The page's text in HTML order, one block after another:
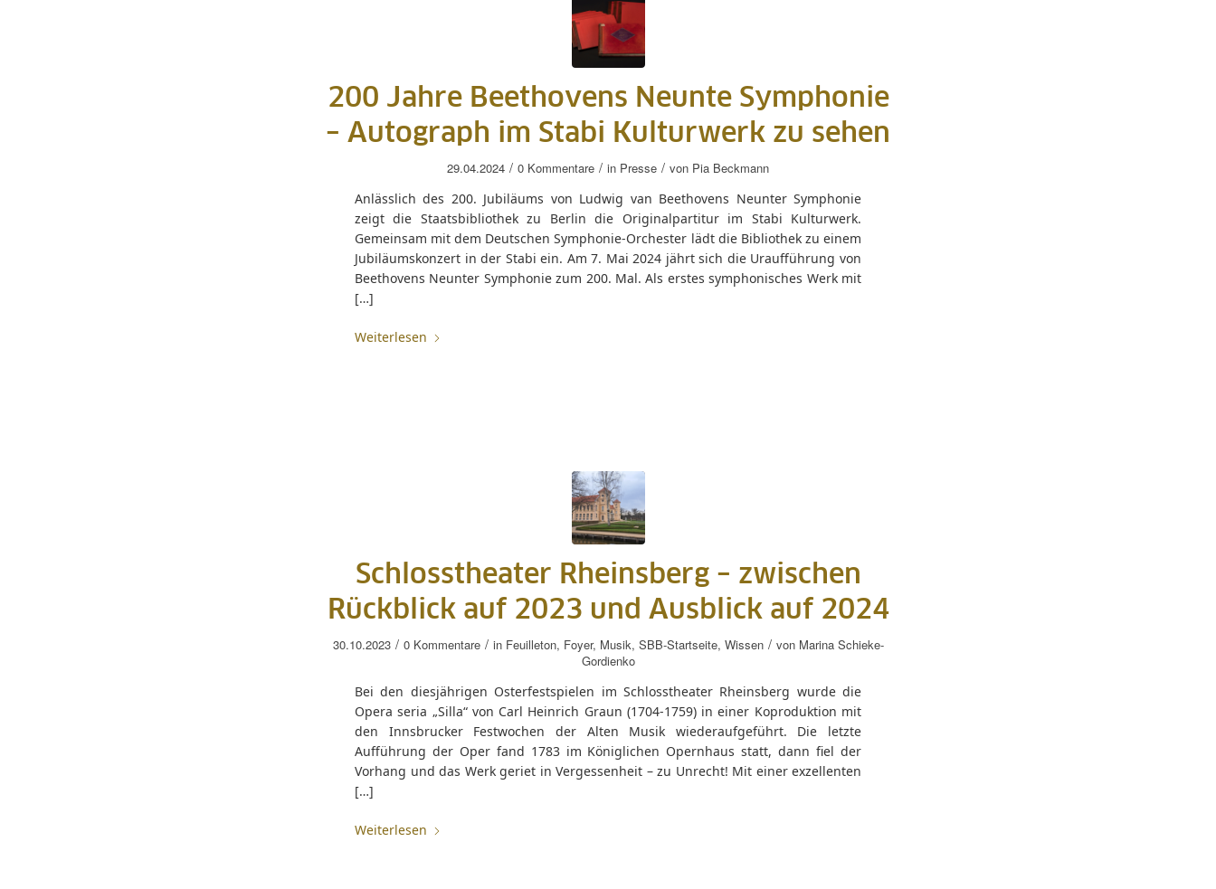
200 Jahre Beethovens Neunte Symphonie
– Autograph im Stabi Kulturwerk zu sehen
29.04.2024 / 0 Kommentare / in Presse / von Pia Beckmann
Anlässlich des 200. Jubiläums von Ludwig van Beethovens Neunter Symphonie
zeigt die Staatsbibliothek zu Berlin die Originalpartitur im Stabi Kulturwerk.
Gemeinsam mit dem Deutschen Symphonie-Orchester lädt die Bibliothek zu einem
Jubiläumskonzert in der Stabi ein. Am 7. Mai 2024 jährt sich die Uraufführung von
Beethovens Neunter Symphonie zum 200. Mal. Als erstes symphonisches Werk mit
[…]
Weiterlesen
Schlosstheater Rheinsberg – zwischen
Rückblick auf 2023 und Ausblick auf 2024
30.10.2023 / 0 Kommentare / in Feuilleton, Foyer, Musik, SBB-Startseite, Wissen / von Marina Schieke-
Gordienko
Bei den diesjährigen Osterfestspielen im Schlosstheater Rheinsberg wurde die
Opera seria „Silla“ von Carl Heinrich Graun (1704-1759) in einer Koproduktion mit
den Innsbrucker Festwochen der Alten Musik wiederaufgeführt. Die letzte
Aufführung der Oper fand 1783 im Königlichen Opernhaus statt, dann fiel der
Vorhang und das Werk geriet in Vergessenheit – zu Unrecht! Mit einer exzellenten
[…]
Weiterlesen